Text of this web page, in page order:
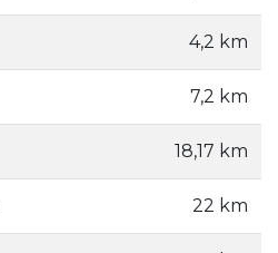
4,2 km
7,2 km
18,17 km
22 km